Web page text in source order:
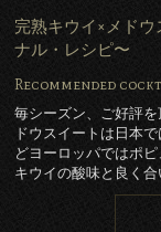
完熟キウイ×メド
ナル・レシピ〜
Recommended
毎シーズン、ご好評
ドウスイートは日本
どヨーロッパではポ
キウイの酸味と良く合